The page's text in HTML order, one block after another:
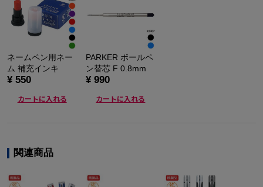
ネームペン用ネー
ム 補充インキ
¥ 550
カートに入れる
PARKER ボールペ
ン替芯 F 0.8mm
¥ 990
カートに入れる
関連商品